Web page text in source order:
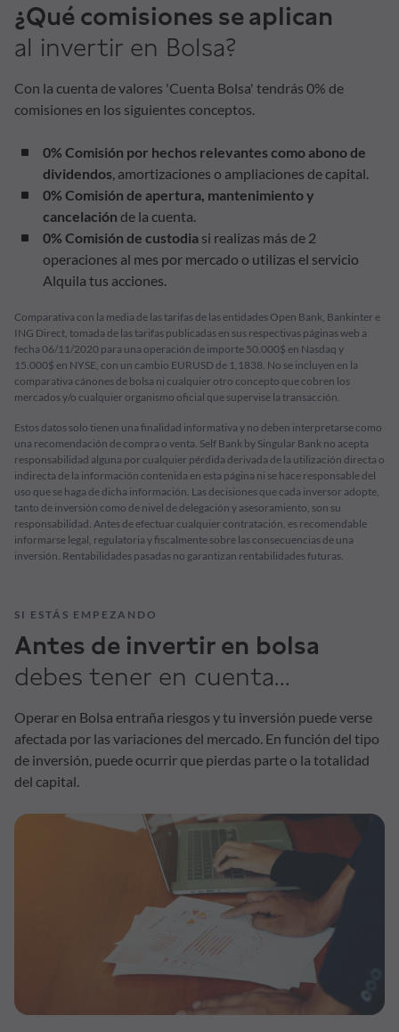
¿Qué comisiones se aplican
al invertir en Bolsa?
Con la cuenta de valores 'Cuenta Bolsa' tendrás 0% de
comisiones en los siguientes conceptos.
0% Comisión por hechos relevantes como abono de
dividendos, amortizaciones o ampliaciones de capital.
0% Comisión de apertura, mantenimiento y
cancelación de la cuenta.
0% Comisión de custodia si realizas más de 2
operaciones al mes por mercado o utilizas el servicio
Alquila tus acciones.
Comparativa con la media de las tarifas de las entidades Open Bank, Bankinter e
ING Direct, tomada de las tarifas publicadas en sus respectivas páginas web a
fecha 06/11/2020 para una operación de importe 50.000$ en Nasdaq y
15.000$ en NYSE, con un cambio EURUSD de 1,1838. No se incluyen en la
comparativa cánones de bolsa ni cualquier otro concepto que cobren los
mercados y/o cualquier organismo oficial que supervise la transacción.
Estos datos solo tienen una finalidad informativa y no deben interpretarse como
una recomendación de compra o venta. Self Bank by Singular Bank no acepta
responsabilidad alguna por cualquier pérdida derivada de la utilización directa o
indirecta de la información contenida en esta página ni se hace responsable del
uso que se haga de dicha información. Las decisiones que cada inversor adopte,
tanto de inversión como de nivel de delegación y asesoramiento, son su
responsabilidad. Antes de efectuar cualquier contratación, es recomendable
informarse legal, regulatoria y fiscalmente sobre las consecuencias de una
inversión. Rentabilidades pasadas no garantizan rentabilidades futuras.
SI ESTÁS EMPEZANDO
Antes de invertir en bolsa
debes tener en cuenta...
Operar en Bolsa entraña riesgos y tu inversión puede verse
afectada por las variaciones del mercado. En función del tipo
de inversión, puede ocurrir que pierdas parte o la totalidad
del capital.